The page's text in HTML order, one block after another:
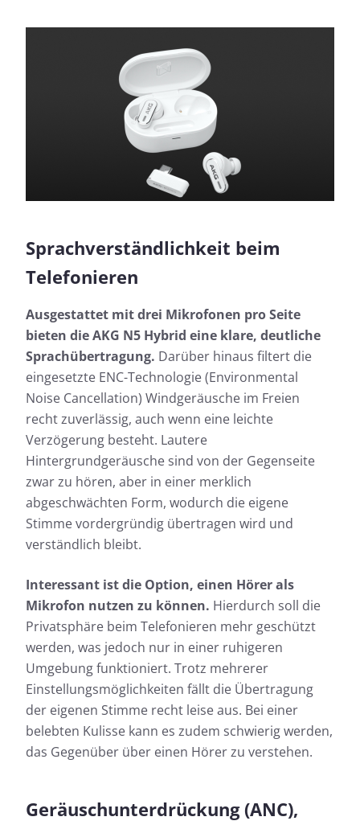
Sprachverständlichkeit beim
Telefonieren
Ausgestattet mit drei Mikrofonen pro Seite
bieten die AKG N5 Hybrid eine klare, deutliche
Sprachübertragung. Darüber hinaus filtert die
eingesetzte ENC-Technologie (Environmental
Noise Cancellation) Windgeräusche im Freien
recht zuverlässig, auch wenn eine leichte
Verzögerung besteht. Lautere
Hintergrundgeräusche sind von der Gegenseite
zwar zu hören, aber in einer merklich
abgeschwächten Form, wodurch die eigene
Stimme vordergründig übertragen wird und
verständlich bleibt.
Interessant ist die Option, einen Hörer als
Mikrofon nutzen zu können. Hierdurch soll die
Privatsphäre beim Telefonieren mehr geschützt
werden, was jedoch nur in einer ruhigeren
Umgebung funktioniert. Trotz mehrerer
Einstellungsmöglichkeiten fällt die Übertragung
der eigenen Stimme recht leise aus. Bei einer
belebten Kulisse kann es zudem schwierig werden,
das Gegenüber über einen Hörer zu verstehen.
Geräuschunterdrückung (ANC),